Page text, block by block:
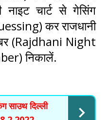
नाइट चार्ट से गेसिंग
कर राजधानी
(Rajdhani Night
निकालें.
साउथ दिल्ली